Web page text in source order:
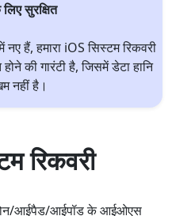
सुरक्षित
हैं, हमारा iOS सिस्टम रिकवरी
की गारंटी है, जिसमें डेटा हानि
नहीं है।
रिकवरी
आईपैड/आईपॉड के आईओएस